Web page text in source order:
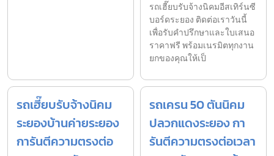
รถเฮี๊ยบรับจ้างนิคมอีสเทิร์นซี
บอร์ดระยอง ติดต่อเราวันนี้
เพื่อรับคำปรึกษาและใบเสนอ
ราคาฟรี พร้อมเนรมิตทุกงาน
ยกของคุณให้เป็
รถเฮี๊ยบรับจ้างนิคม
ระยองบ้านค่ายระยอง
การันตีความตรงต่อ
รถเครน 50 ตันนิคม
ปลวกแดงระยอง กา
รันตีความตรงต่อเวลา